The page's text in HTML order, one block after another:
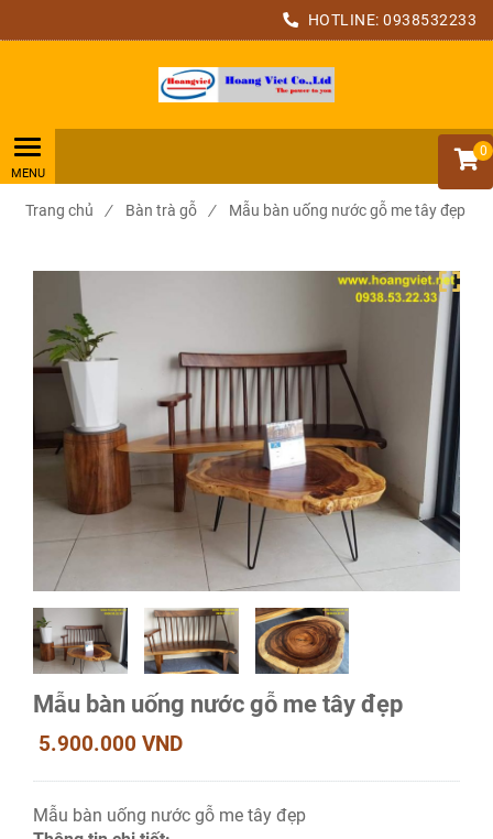
HOTLINE: 0938532233
0
Trang chủ / Bàn trà gỗ / Mẫu bàn uống nước gỗ me tây đẹp
Mẫu bàn uống nước gỗ me tây đẹp
5.900.000 VND
Mẫu bàn uống nước gỗ me tây đẹp